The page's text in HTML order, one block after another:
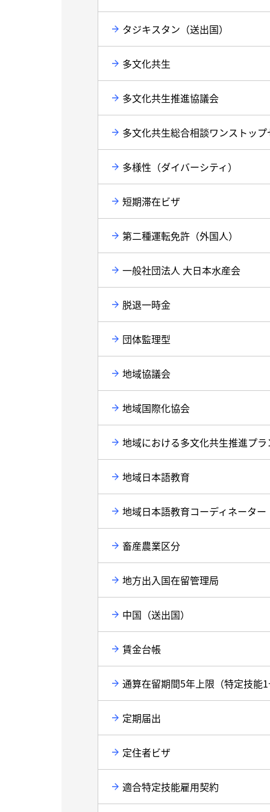
タジキスタン（送出国）
多文化共生
多文化共生推進協議会
多文化共生総合相談ワンストッ
多様性（ダイバーシティ）
短期滞在ビザ
第二種運転免許（外国人）
一般社団法人 大日本水産会
脱退一時金
団体監理型
地域協議会
地域国際化協会
地域における多文化共生推進プラ
地域日本語教育
地域日本語教育コーディネーター
畜産農業区分
地方出入国在留管理局
中国（送出国）
賃金台帳
通算在留期間5年上限（特定技能
定期届出
定住者ビザ
適合特定技能雇用契約